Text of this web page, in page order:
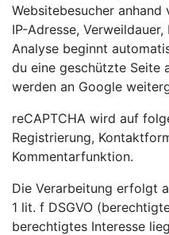
Websitebesucher anhand
IP-Adresse,
Analyse beginnt
du eine geschützte Seite
werden an Google
reCAPTCHA wird auf
Registrierung,
Kommentarfunktion.
Die Verarbeitung erfolgt
1 lit. f DSGVO
berechtigtes Interesse